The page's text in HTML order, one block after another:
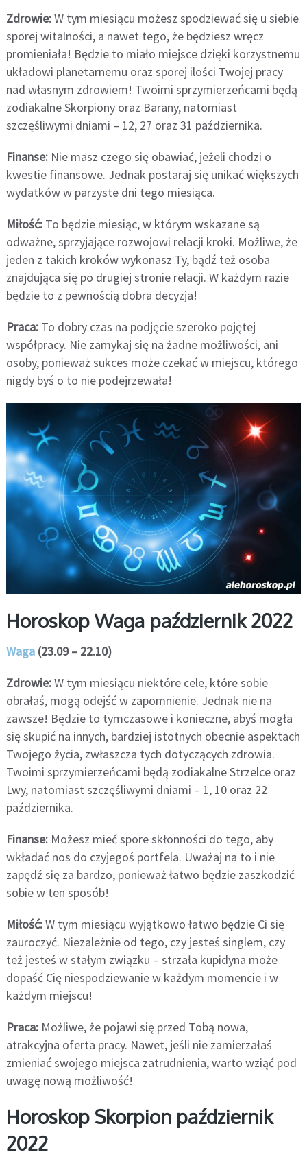
Zdrowie:W tym miesiącu możesz spodziewać się u siebie
sporej witalności, a nawet tego, że będziesz wręcz
promieniała! Będzie to miało miejsce dzięki korzystnemu
układowi planetarnemu oraz sporej ilości Twojej pracy
nad własnym zdrowiem! Twoimi sprzymierzeńcami będą
zodiakalne Skorpiony oraz Barany, natomiast
szczęśliwymi dniami – 12, 27 oraz 31 października.
Finanse: Nie masz czego się obawiać, jeżeli chodzi o
kwestie finansowe. Jednak postaraj się unikać większych
wydatków w parzyste dni tego miesiąca.
Miłość: To będzie miesiąc, w którym wskazane są
odważne, sprzyjające rozwojowi relacji kroki. Możliwe, że
jeden z takich kroków wykonasz Ty, bądź też osoba
znajdująca się po drugiej stronie relacji. W każdym razie
będzie to z pewnością dobra decyzja!
Praca: To dobry czas na podjęcie szeroko pojętej
współpracy. Nie zamykaj się na żadne możliwości, ani
osoby, ponieważ sukces może czekać w miejscu, którego
nigdy byś o to nie podejrzewała!
Horoskop Waga październik 2022
Waga(23.09 – 22.10)
Zdrowie:W tym miesiącu niektóre cele, które sobie
obrałaś, mogą odejść w zapomnienie. Jednak nie na
zawsze! Będzie to tymczasowe i konieczne, abyś mogła
się skupić na innych, bardziej istotnych obecnie aspektach
Twojego życia, zwłaszcza tych dotyczących zdrowia.
Twoimi sprzymierzeńcami będą zodiakalne Strzelce oraz
Lwy, natomiast szczęśliwymi dniami – 1, 10 oraz 22
października.
Finanse: Możesz mieć spore skłonności do tego, aby
wkładać nos do czyjegoś portfela. Uważaj na to i nie
zapędź się za bardzo, ponieważ łatwo będzie zaszkodzić
sobie w ten sposób!
Miłość:W tym miesiącu wyjątkowo łatwo będzie Ci się
zauroczyć. Niezależnie od tego, czy jesteś singlem, czy
też jesteś w stałym związku – strzała kupidyna może
dopaść Cię niespodziewanie w każdym momencie i w
każdym miejscu!
Praca: Możliwe, że pojawi się przed Tobą nowa,
atrakcyjna oferta pracy. Nawet, jeśli nie zamierzałaś
zmieniać swojego miejsca zatrudnienia, warto wziąć pod
uwagę nową możliwość!
Horoskop Skorpion październik
2022